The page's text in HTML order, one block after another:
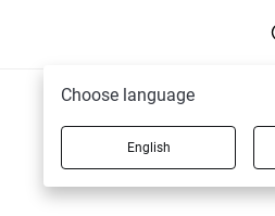
Choose language
English